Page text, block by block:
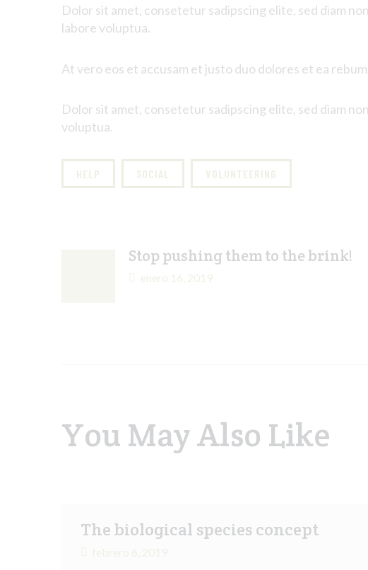
Dolor sit amet, consetetur sadipscing elite, sed diam
labore voluptua.
At vero eos et accusam et justo duo dolores et ea
Dolor sit amet, consetetur sadipscing elite, sed diam
voluptua.
HELP SOCIAL VOLUNTEERING
Stop pushing them to the brink!
enero 16, 2019
You May Also Like
The biological species concept
febrero 6, 2019